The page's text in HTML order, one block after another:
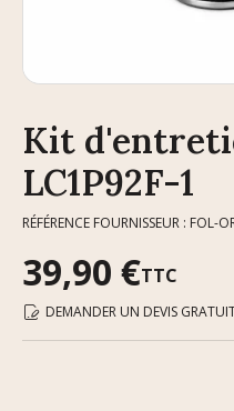
Kit
LC1P92F-1
RÉFÉRENCE FOURNISSEUR : FOL-
39,90 €TTC
DEMANDER UN DEVIS